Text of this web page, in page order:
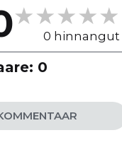
0 hinnangut
0